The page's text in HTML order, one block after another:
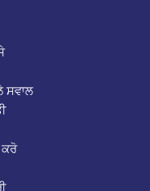
ਸਵਾਲ
ਕਰੋ